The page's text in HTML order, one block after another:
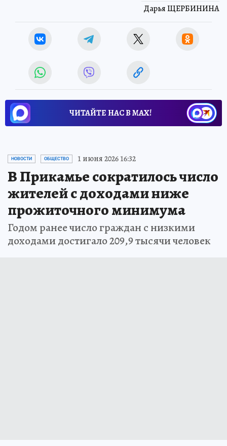
Дарья ЩЕРБИНИНА
ЧИТАЙТЕ НАС В МАХ!
НОВОСТИ ОБЩЕСТВО 1 июня 2026 16:32
В Прикамье сократилось число
жителей с доходами ниже
прожиточного минимума
Годом ранее число граждан с низкими
доходами достигало 209,9 тысячи человек